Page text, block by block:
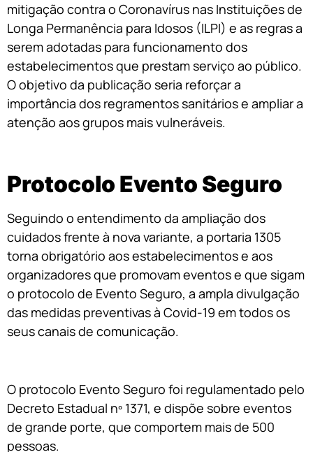
mitigação contra o Coronavírus nas Instituições de
Longa Permanência para Idosos (ILPI) e as regras a
serem adotadas para funcionamento dos
estabelecimentos que prestam serviço ao público.
O objetivo da publicação seria reforçar a
importância dos regramentos sanitários e ampliar a
atenção aos grupos mais vulneráveis.
Protocolo Evento Seguro
Seguindo o entendimento da ampliação dos
cuidados frente à nova variante, a portaria 1305
torna obrigatório aos estabelecimentos e aos
organizadores que promovam eventos e que sigam
o protocolo de Evento Seguro, a ampla divulgação
das medidas preventivas à Covid-19 em todos os
seus canais de comunicação.
O protocolo Evento Seguro foi regulamentado pelo
Decreto Estadual nº 1371, e dispõe sobre eventos
de grande porte, que comportem mais de 500
pessoas.